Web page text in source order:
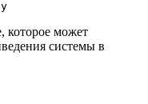
которое может
системы в